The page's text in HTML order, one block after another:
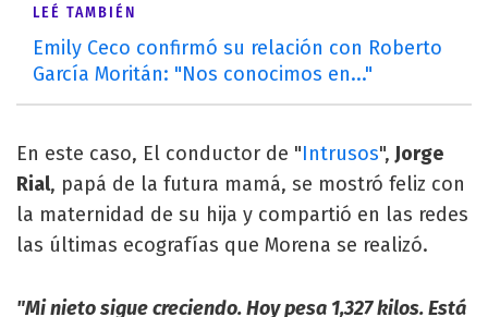
LEÉ TAMBIÉN
Emily Ceco confirmó su relación con Roberto
García Moritán: "Nos conocimos en..."
En este caso, El conductor de "Intrusos", Jorge
Rial, papá de la futura mamá, se mostró feliz con
la maternidad de su hija y compartió en las redes
las últimas ecografías que Morena se realizó.
"Mi nieto sigue creciendo. Hoy pesa 1,327 kilos. Está